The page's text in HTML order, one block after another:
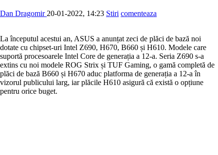
Dan Dragomir 20-01-2022, 14:23 Stiri comenteaza
La începutul acestui an, ASUS a anunțat zeci de plăci de bază noi
dotate cu chipset-uri Intel Z690, H670, B660 și H610. Modele care
suportă procesoarele Intel Core de generația a 12-a. Seria Z690 s-a
extins cu noi modele ROG Strix și TUF Gaming, o gamă completă de
plăci de bază B660 și H670 aduc platforma de generația a 12-a în
vizorul publicului larg, iar plăcile H610 asigură că există o opțiune
pentru orice buget.